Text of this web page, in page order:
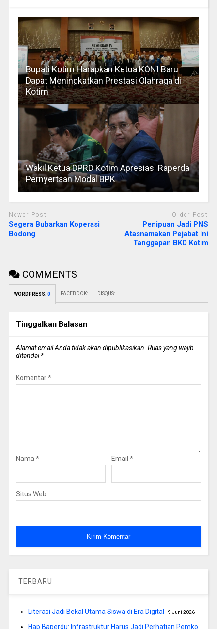
Bupati Kotim Harapkan Ketua KONI Baru
Dapat Meningkatkan Prestasi Olahraga di
Kotim
Wakil Ketua DPRD Kotim Apresiasi Raperda
Pernyertaan Modal BPK
Newer Post
Segera Bubarkan Koperasi
Bodong
Older Post
Penipuan Jadi PNS
Atasnamakan Pejabat Ini
Tanggapan BKD Kotim
COMMENTS
WORDPRESS: 0 FACEBOOK: DISQUS:
Tinggalkan Balasan
Alamat email Anda tidak akan dipublikasikan. Ruas yang wajib
ditandai*
Komentar*
Nama* Email *
Situs Web
TERBARU
Literasi Jadi Bekal Utama Siswa di Era Digital 9 Juni 2026
Hap Baperdu: Infrastruktur Harus Jadi Perhatian Pemko